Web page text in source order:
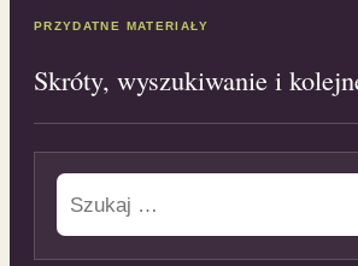
PRZYDATNE MATERIAŁY
Skróty, wyszukiwanie i